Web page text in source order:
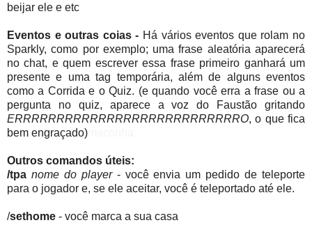
beijar ele e etc
Eventos e outras coias - Há vários eventos que rolam no
Sparkly, como por exemplo; uma frase aleatória aparecerá
no chat, e quem escrever essa frase primeiro ganhará um
presente e uma tag temporária, além de alguns eventos
como a Corrida e o Quiz. (e quando você erra a frase ou a
pergunta no quiz, aparece a voz do Faustão gritando
ERRRRRRRRRRRRRRRRRRRRRRRRRRRO, o que fica
bem engraçado)
Outros comandos úteis:
/tpa nome do player - você envia um pedido de teleporte
para o jogador e, se ele aceitar, você é teleportado até ele.
/sethome - você marca a sua casa